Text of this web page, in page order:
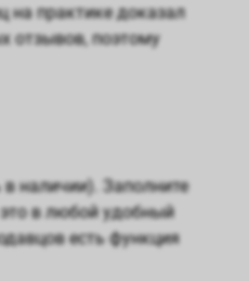
на практике доказал
отзывов, поэтому
наличии). Заполните
в любой удобный
есть функция